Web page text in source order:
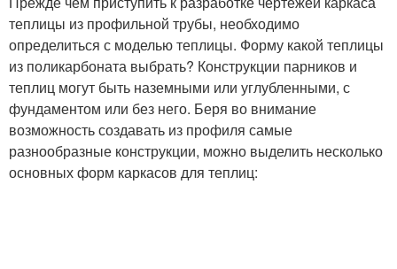
теплицы из профильной трубы, необходимо
определиться с моделью теплицы. Форму какой теплицы
из поликарбоната выбрать? Конструкции парников и
теплиц могут быть наземными или углубленными, с
фундаментом или без него. Беря во внимание
возможность создавать из профиля самые
разнообразные конструкции, можно выделить несколько
основных форм каркасов для теплиц: